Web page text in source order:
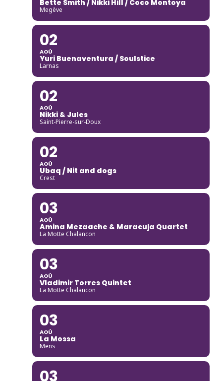
Bette Smith / Nikki Hill / Coco Montoya
Megève
02
AOÛ
Yuri Buenaventura / Soulstice
Larnas
02
AOÛ
Nikki & Jules
Saint-Pierre-sur-Doux
02
AOÛ
Ubaq / Nit and dogs
Crest
03
AOÛ
Amina Mezaache & Maracuja Quartet
La Motte Chalancon
03
AOÛ
Vladimir Torres Quintet
La Motte Chalancon
03
AOÛ
La Mossa
Mens
03